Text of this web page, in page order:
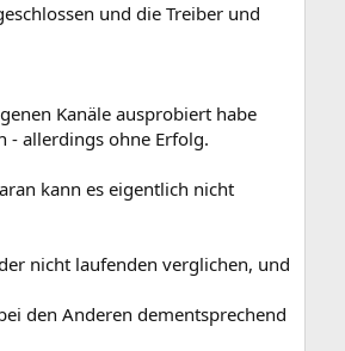
und die Treiber und
Kanäle ausprobiert habe
- allerdings ohne Erfolg.
kann es eigentlich nicht
nicht laufenden verglichen, und
den Anderen dementsprechend